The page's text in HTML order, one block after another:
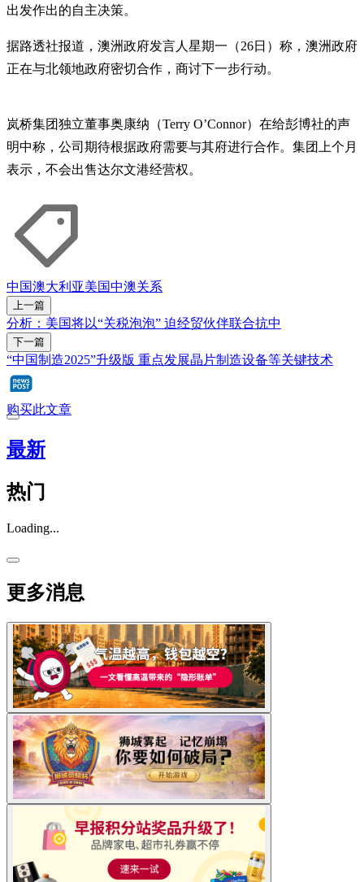
出发作出的自主决策。
据路透社报道，澳洲政府发言人星期一（26日）称，澳洲政府
正在与北领地政府密切合作，商讨下一步行动。
岚桥集团独立董事奥康纳（Terry O’Connor）在给彭博社的声
明中称，公司期待根据政府需要与其府进行合作。集团上个月
表示，不会出售达尔文港经营权。
中国澳大利亚美国中澳关系
上一篇
分析：美国将以“关税泡泡” 迫经贸伙伴联合抗中
下一篇
“中国制造2025”升级版 重点发展晶片制造设备等关键技术
购买此文章
最新
热门
Loading...
更多消息